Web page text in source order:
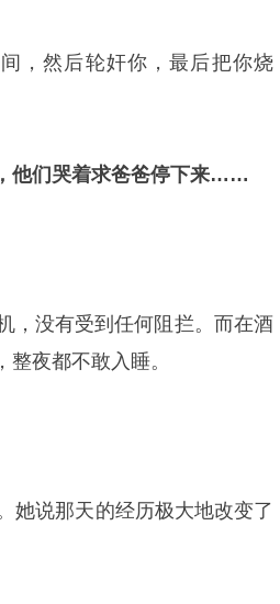
，然后轮奸你，最后把你烧
他们哭着求爸爸停下来……
，没有受到任何阻拦。而在酒
夜都不敢入睡。
她说那天的经历极大地改变了